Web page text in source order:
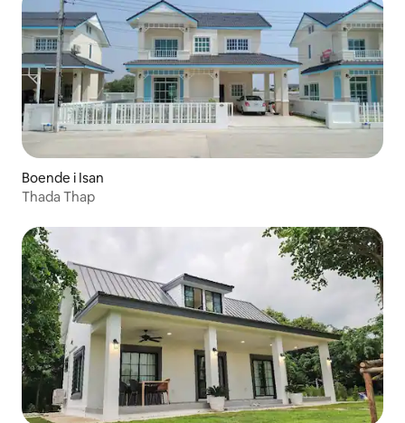
Boende i Isan
Thada Thap